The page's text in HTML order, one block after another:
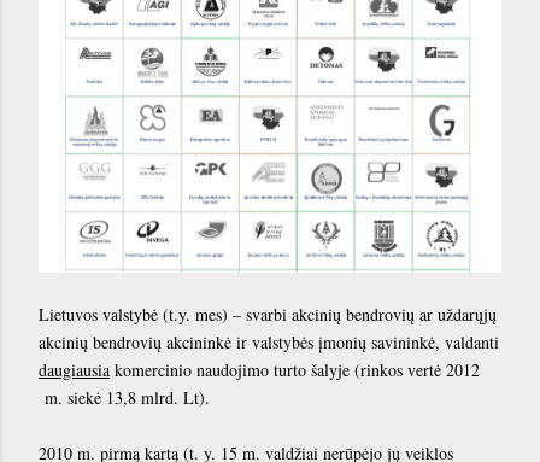
Lietuvos valstybė (t.y. mes) – svarbi akcinių bendrovių ar uždarųjų
akcinių bendrovių akcininkė ir valstybės įmonių savininkė, valdanti
daugiausia komercinio naudojimo turto šalyje (rinkos vertė 2012
m. siekė 13,8 mlrd. Lt).
2010 m. pirmą kartą (t. y. 15 m. valdžiai nerūpėjo jų veiklos